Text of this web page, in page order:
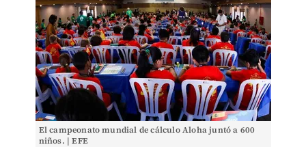
El campeonato mundial de cálculo Aloha juntó a 600
niños. | EFE